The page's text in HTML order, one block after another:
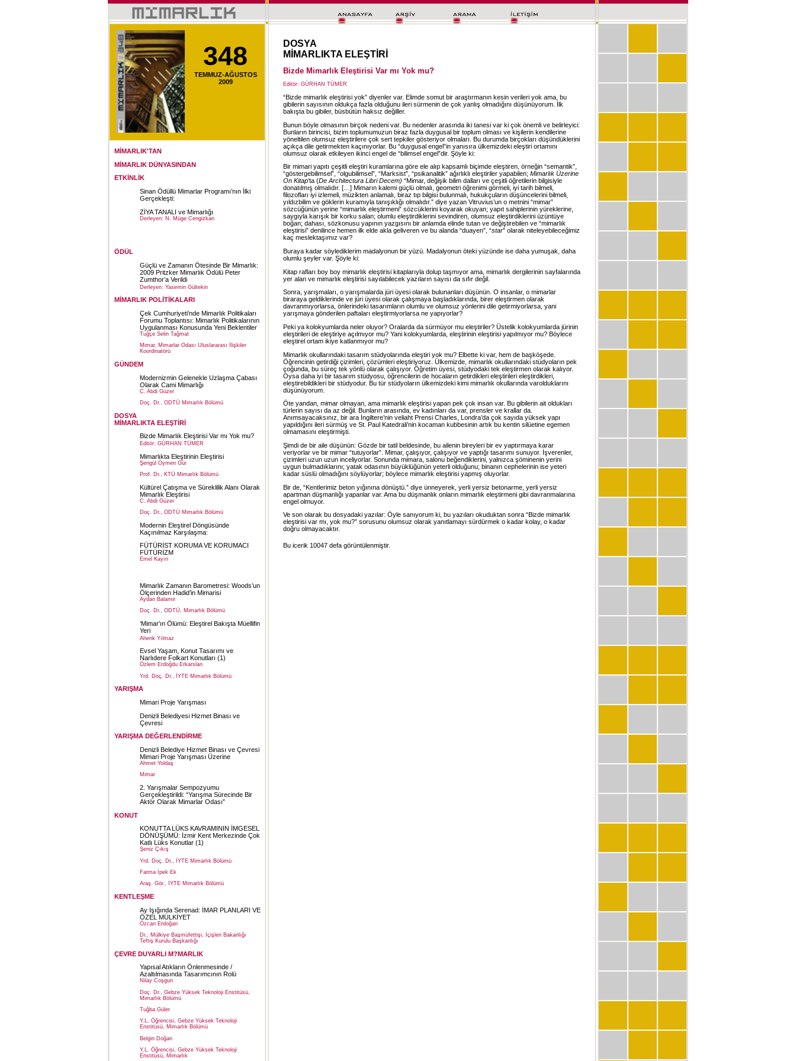
348
TEMMUZ-AĞUSTOS
2009
MİMARLIK'TAN
MİMARLIK DÜNYASINDAN
ETKİNLİK
Sinan Ödüllü Mimarlar Programı’nın İlki
Gerçekleşti:
ZİYA TANALI ve Mimarlığı
Derleyen: N. Müge Cengizkan
ÖDÜL
Güçlü ve Zamanın Ötesinde Bir Mimarlık:
2009 Pritzker Mimarlık Ödülü Peter
Zumthor’a Verildi
Derleyen: Yasemin Gültekin
MİMARLIK POLİTİKALARI
Çek Cumhuriyeti’nde Mimarlık Politikaları
Forumu Toplantısı: Mimarlık Politikalarının
Uygulanması Konusunda Yeni Beklentiler
Tuğçe Selin Tağmat
Mimar, Mimarlar Odası Uluslararası İlişkiler
Koordinatörü
GÜNDEM
Modernizmin Gelenekle Uzlaşma Çabası
Olarak Cami Mimarlığı
C. Abdi Güzer
Doç. Dr., ODTÜ Mimarlık Bölümü
DOSYA
MİMARLIKTA ELEŞTİRİ
Bizde Mimarlık Eleştirisi Var mı Yok mu?
Editör: GÜRHAN TÜMER
Mimarlıkta Eleştirinin Eleştirisi
Şengül Öymen Gür
Prof. Dr., KTÜ Mimarlık Bölümü
Kültürel Çatışma ve Süreklilik Alanı Olarak
Mimarlık Eleştirisi
C. Abdi Güzer
Doç. Dr., ODTÜ Mimarlık Bölümü
Modernin Eleştirel Döngüsünde
Kaçınılmaz Karşılaşma:
FÜTÜRİST KORUMA VE KORUMACI
FÜTÜRİZM
Emel Kayın
Mimarlık Zamanın Barometresi: Woods’un
Ölçerinden Hadid’in Mimarisi
Aydan Balamir
Doç. Dr., ODTÜ, Mimarlık Bölümü
‘Mimar'ın Ölümü: Eleştirel Bakışta Müellifin
Yeri
Ahenk Yılmaz
Evsel Yaşam, Konut Tasarımı ve
Narlıdere Folkart Konutları (1)
Özlem Erdoğdu Erkarslan
Yrd. Doç. Dr., İYTE Mimarlık Bölümü
YARIŞMA
Mimari Proje Yarışması
Denizli Belediyesi Hizmet Binası ve
Çevresi
YARIŞMA DEĞERLENDİRME
Denizli Belediye Hizmet Binası ve Çevresi
Mimari Proje Yarışması Üzerine
Ahmet Yoldaş
Mimar
2. Yarışmalar Sempozyumu
Gerçekleştirildi: “Yarışma Sürecinde Bir
Aktör Olarak Mimarlar Odası”
KONUT
KONUTTA LÜKS KAVRAMININ İMGESEL
DÖNÜŞÜMÜ: İzmir Kent Merkezinde Çok
Katlı Lüks Konutlar (1)
Şeniz Çıkış
Yrd. Doç. Dr., İYTE Mimarlık Bölümü
Fatma İpek Ek
Araş. Gör., İYTE Mimarlık Bölümü
KENTLEŞME
Ay Işığında Serenad: İMAR PLANLARI VE
ÖZEL MÜLKİYET
Özcan Erdoğan
Dr., Mülkiye Başmüfettişi, İçişleri Bakanlığı
Teftiş Kurulu Başkanlığı
ÇEVRE DUYARLI M?MARLIK
Yapısal Atıkların Önlenmesinde /
Azaltılmasında Tasarımcının Rolü
Nilay Coşgun
Doç. Dr., Gebze Yüksek Teknoloji Enstitüsü,
Mimarlık Bölümü
Tuğba Güler
Y.L. Öğrencisi, Gebze Yüksek Teknoloji
Enstitüsü, Mimarlık Bölümü
Belgin Doğan
Y.L. Öğrencisi, Gebze Yüksek Teknoloji
Enstitüsü, Mimarlık
DOSYA
MİMARLIKTA ELEŞTİRİ
Bizde Mimarlık Eleştirisi Var mı Yok mu?
Editör: GÜRHAN TÜMER
“Bizde mimarlık eleştirisi yok” diyenler var. Elimde somut bir araştırmanın kesin verileri yok ama, bu
gibilerin sayısının oldukça fazla olduğunu ileri sürmenin de çok yanlış olmadığını düşünüyorum. İlk
bakışta bu gibiler, büsbütün haksız değiller.
Bunun böyle olmasının birçok nedeni var. Bu nedenler arasında iki tanesi var ki çok önemli ve belirleyici:
Bunların birincisi, bizim toplumumuzun biraz fazla duygusal bir toplum olması ve kişilerin kendilerine
yöneltilen olumsuz eleştirilere çok sert tepkiler gösteriyor olmaları. Bu durumda birçokları düşündüklerini
açıkça dile getirmekten kaçınıyorlar. Bu “duygusal engel”in yanısıra ülkemizdeki eleştiri ortamını
olumsuz olarak etkileyen ikinci engel de “bilimsel engel”dir. Şöyle ki:
Bir mimari yapıtı çeşitli eleştiri kuramlarına göre ele alıp kapsamlı biçimde eleştiren, örneğin “semantik”,
“göstergebilimsel”, “olgubilimsel”, “Marksist”, “psikanalitik” ağırlıklı eleştiriler yapabilen; Mimarlık Üzerine
On Kitap’ta (De Architectura Libri Decem) “Mimar, değişik bilim dalları ve çeşitli öğretilerin bilgisiyle
donatılmış olmalıdır. […] Mimarın kalemi güçlü olmalı, geometri öğrenimi görmeli, iyi tarih bilmeli,
filozofları iyi izlemeli, müzikten anlamalı, biraz tıp bilgisi bulunmalı, hukukçuların düşüncelerini bilmeli,
yıldızbilim ve göklerin kuramıyla tanışıklığı olmalıdır.” diye yazan Vitruvius’un o metnini “mimar”
sözcüğünün yerine “mimarlık eleştirmeni” sözcüklerini koyarak okuyan; yapıt sahiplerinin yüreklerine,
saygıyla karışık bir korku salan; olumlu eleştirdiklerini sevindiren, olumsuz eleştirdiklerini üzüntüye
boğan; dahası, sözkonusu yapının yazgısını bir anlamda elinde tutan ve değiştirebilen ve “mimarlık
eleştirisi” denilince hemen ilk elde akla geliveren ve bu alanda “duayen”, “star” olarak niteleyebileceğimiz
kaç meslektaşımız var?
Buraya kadar söylediklerim madalyonun bir yüzü. Madalyonun öteki yüzünde ise daha yumuşak, daha
olumlu şeyler var. Şöyle ki:
Kitap rafları boy boy mimarlık eleştirisi kitaplarıyla dolup taşmıyor ama, mimarlık dergilerinin sayfalarında
yer alan ve mimarlık eleştirisi sayılabilecek yazıların sayısı da sıfır değil.
Sonra, yarışmaları, o yarışmalarda jüri üyesi olarak bulunanları düşünün. O insanlar, o mimarlar
biraraya geldiklerinde ve jüri üyesi olarak çalışmaya başladıklarında, birer eleştirmen olarak
davranmıyorlarsa, önlerindeki tasarımların olumlu ve olumsuz yönlerini dile getirmiyorlarsa, yani
yarışmaya gönderilen paftaları eleştirmiyorlarsa ne yapıyorlar?
Peki ya kolokyumlarda neler oluyor? Oralarda da sürmüyor mu eleştiriler? Üstelik kolokyumlarda jürinin
eleştirileri de eleştiriye açılmıyor mu? Yani kolokyumlarda, eleştirinin eleştirisi yapılmıyor mu? Böylece
eleştirel ortam ikiye katlanmıyor mu?
Mimarlık okullarındaki tasarım stüdyolarında eleştiri yok mu? Elbette ki var, hem de başköşede.
Öğrencinin getirdiği çizimleri, çözümleri eleştiriyoruz. Ülkemizde, mimarlık okullarındaki stüdyoların pek
çoğunda, bu süreç tek yönlü olarak çalışıyor. Öğretim üyesi, stüdyodaki tek eleştirmen olarak kalıyor.
Oysa daha iyi bir tasarım stüdyosu, öğrencilerin de hocaların getirdikleri eleştirileri eleştirdikleri,
eleştirebildikleri bir stüdyodur. Bu tür stüdyoların ülkemizdeki kimi mimarlık okullarında varolduklarını
düşünüyorum.
Öte yandan, mimar olmayan, ama mimarlık eleştirisi yapan pek çok insan var. Bu gibilerin ait oldukları
türlerin sayısı da az değil. Bunların arasında, ev kadınları da var, prensler ve krallar da.
Anımsayacaksınız, bir ara İngiltere’nin veliaht Prensi Charles, Londra’da çok sayıda yüksek yapı
yapıldığını ileri sürmüş ve St. Paul Katedrali’nin kocaman kubbesinin artık bu kentin silüetine egemen
olmamasını eleştirmişti.
Şimdi de bir aile düşünün: Gözde bir tatil beldesinde, bu ailenin bireyleri bir ev yaptırmaya karar
veriyorlar ve bir mimar “tutuyorlar”. Mimar, çalışıyor, çalışıyor ve yaptığı tasarımı sunuyor. İşverenler,
çizimleri uzun uzun inceliyorlar. Sonunda mimara, salonu beğendiklerini, yalnızca şöminenin yerini
uygun bulmadıklarını; yatak odasının büyüklüğünün yeterli olduğunu; binanın cephelerinin ise yeteri
kadar süslü olmadığını söylüyorlar; böylece mimarlık eleştirisi yapmış oluyorlar.
Bir de, “Kentlerimiz beton yığınına dönüştü.” diye ünneyerek, yerli yersiz betonarme, yerli yersiz
apartman düşmanlığı yapanlar var. Ama bu düşmanlık onların mimarlık eleştirmeni gibi davranmalarına
engel olmuyor.
Ve son olarak bu dosyadaki yazılar: Öyle sanıyorum ki, bu yazıları okuduktan sonra “Bizde mimarlık
eleştirisi var mı, yok mu?” sorusunu olumsuz olarak yanıtlamayı sürdürmek o kadar kolay, o kadar
doğru olmayacaktır.
Bu icerik 10047 defa görüntülenmiştir.